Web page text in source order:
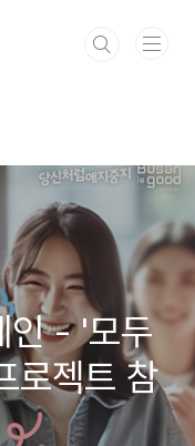
인 - '모두
로젝트 참